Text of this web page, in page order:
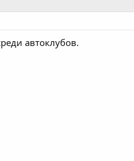
автоклубов.